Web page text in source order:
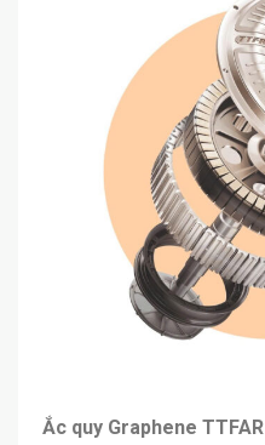
Ắc quy Graphene TTFAR